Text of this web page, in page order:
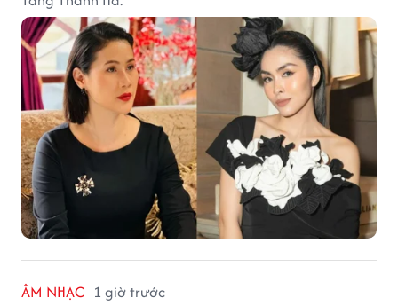
ÂM NHẠC 1 giờ trước